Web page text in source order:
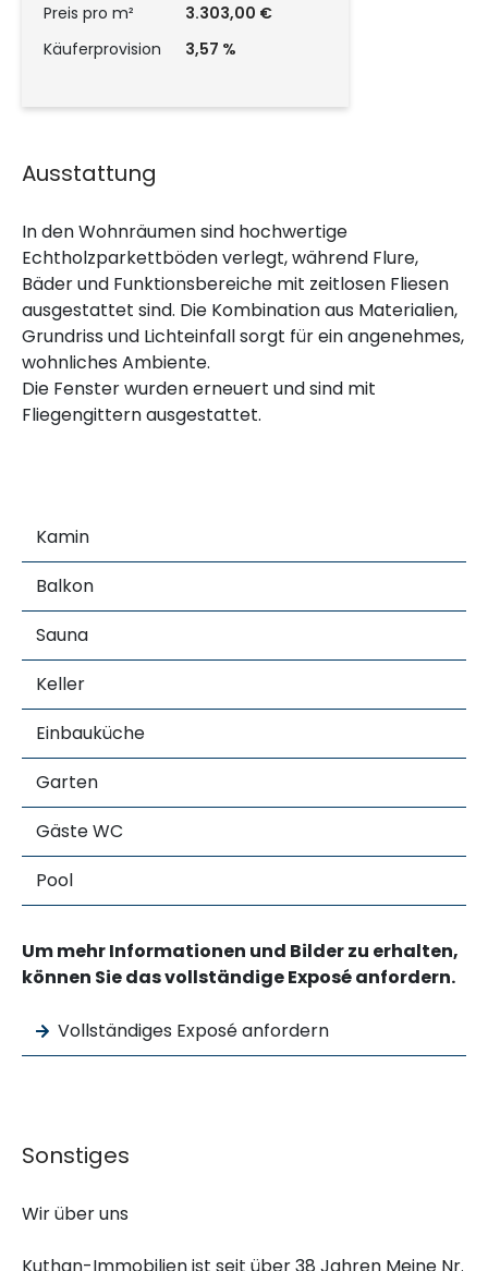
Preis pro m²
3.303,00 €
Käuferprovision
3,57 %
Ausstattung
In den Wohnräumen sind hochwertige
Echtholzparkettböden verlegt, während Flure,
Bäder und Funktionsbereiche mit zeitlosen Fliesen
ausgestattet sind. Die Kombination aus Materialien,
Grundriss und Lichteinfall sorgt für ein angenehmes,
wohnliches Ambiente.
Die Fenster wurden erneuert und sind mit
Fliegengittern ausgestattet.
Kamin
Balkon
Sauna
Keller
Einbauküche
Garten
Gäste WC
Pool
Um mehr Informationen und Bilder zu erhalten,
können Sie das vollständige Exposé anfordern.
Vollständiges Exposé anfordern
Sonstiges
Wir über uns
Kuthan-Immobilien ist seit über 38 Jahren Meine Nr.